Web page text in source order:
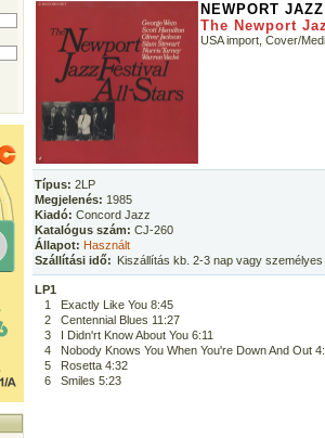
NEWPORT
The Newport
USA import, Cover/
Típus: 2LP
Megjelenés: 1985
Kiadó: Concord Jazz
Katalógus szám: CJ-260
Állapot: Használt
Szállítási idő: Kiszállítás kb. 2-3 nap vagy
LP1
1
Exactly Like You 8:45
2
Centennial Blues 11:27
3
I Didn'rt Know About You 6:11
4
Nobody Knows You When You're Down And Out
5
Rosetta 4:32
6
Smiles 5:23